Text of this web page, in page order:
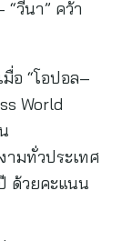
วีนา” คว้า
อ “โอปอล–
World
มทั่วประเทศ
ด้วยคะแนน